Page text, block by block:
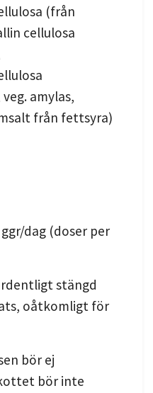
(från
cellulosa
amylas,
från fettsyra)
dag (doser per
stängd
oåtkomligt för
bör ej
bör inte